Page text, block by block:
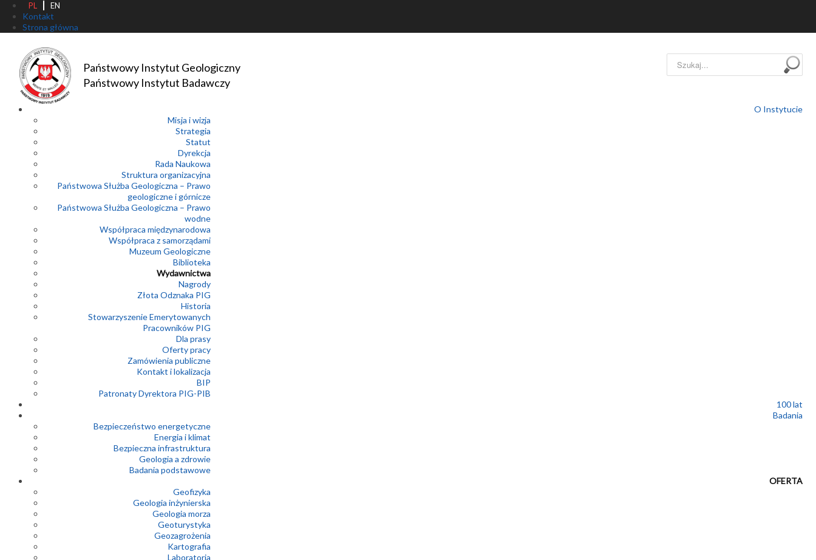
PL EN
Kontakt
Strona główna
Państwowy Instytut Geologiczny
Państwowy Instytut Badawczy
Szukaj...
O Instytucie
Misja i wizja
Strategia
Statut
Dyrekcja
Rada Naukowa
Struktura organizacyjna
Państwowa Służba Geologiczna – Prawo
geologiczne i górnicze
Państwowa Służba Geologiczna – Prawo
wodne
Współpraca międzynarodowa
Współpraca z samorządami
Muzeum Geologiczne
Biblioteka
Wydawnictwa
Nagrody
Złota Odznaka PIG
Historia
Stowarzyszenie Emerytowanych
Pracowników PIG
Dla prasy
Oferty pracy
Zamówienia publiczne
Kontakt i lokalizacja
BIP
Patronaty Dyrektora PIG-PIB
100 lat
Badania
Bezpieczeństwo energetyczne
Energia i klimat
Bezpieczna infrastruktura
Geologia a zdrowie
Badania podstawowe
OFERTA
Geofizyka
Geologia inżynierska
Geologia morza
Geoturystyka
Geozagrożenia
Kartografia
Laboratoria